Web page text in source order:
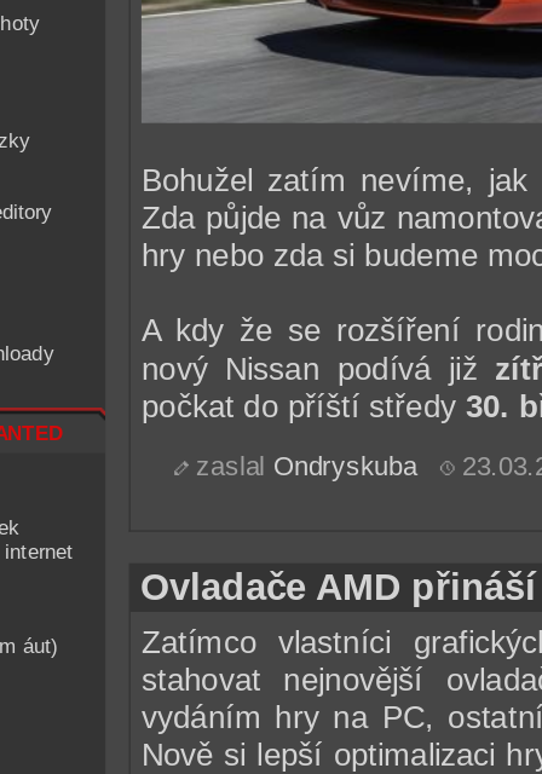
áut)
Bohužel zatím nevíme,
Zda půjde na vůz
hry nebo zda si budeme
A kdy že se rozšíření
nový Nissan podívá již
počkat do příští středy30.
zaslal Ondryskuba
Ovladače AMD
Zatímco vlastníci
stahovat nejnovější
vydáním hry na PC,
Nově si lepší optimalizaci